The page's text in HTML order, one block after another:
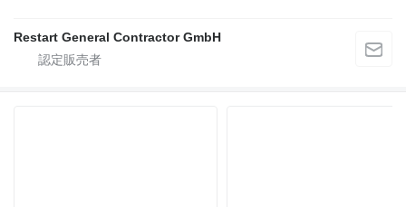
Restart General Contractor GmbH